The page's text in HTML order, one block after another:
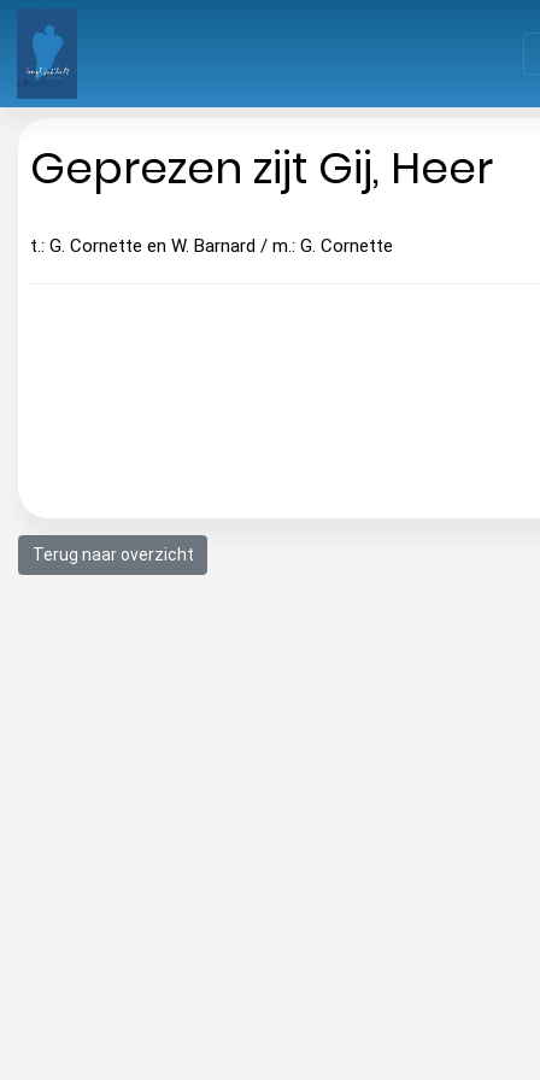
Geprezen zijt Gij, Heer
t.: G. Cornette en W. Barnard / m.: G. Cornette
Terug naar overzicht